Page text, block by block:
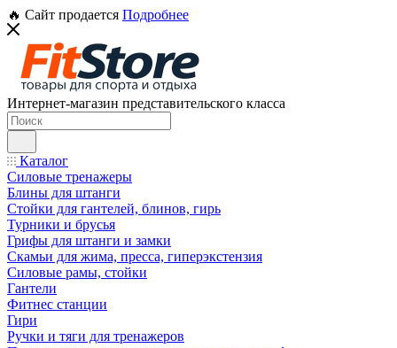
🔥 Сайт продается Подробнее
Интернет-магазин представительского класса
Каталог
Силовые тренажеры
Блины для штанги
Стойки для гантелей, блинов, гирь
Турники и брусья
Грифы для штанги и замки
Скамьи для жима, пресса, гиперэкстензия
Силовые рамы, стойки
Гантели
Фитнес станции
Гири
Ручки и тяги для тренажеров